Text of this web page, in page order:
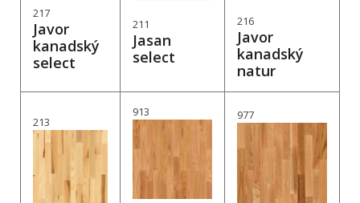
217
Javor
kanadský
select
211
Jasan
select
216
Javor
kanadský
natur
213
913 977